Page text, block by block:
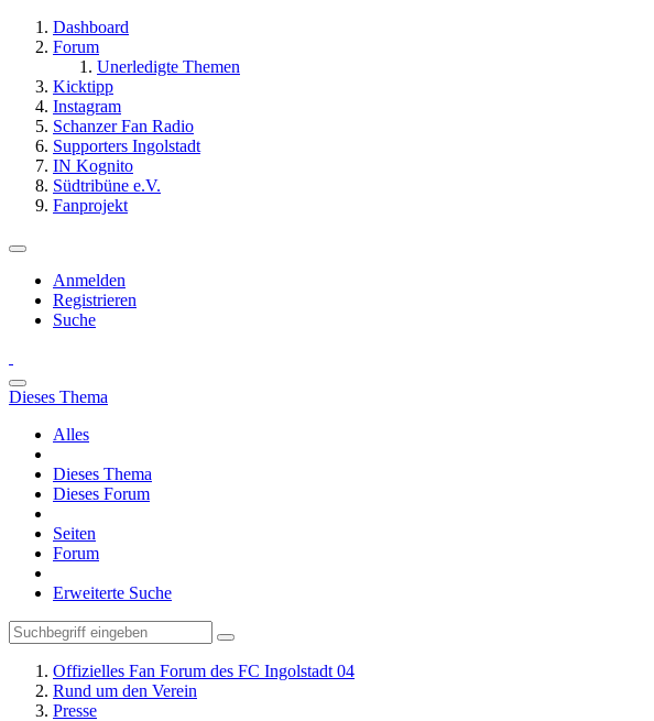
Dashboard
Forum
Unerledigte Themen
Kicktipp
Instagram
Schanzer Fan Radio
Supporters Ingolstadt
IN Kognito
Südtribüne e.V.
Fanprojekt
Anmelden
Registrieren
Suche
Dieses Thema
Alles
Dieses Thema
Dieses Forum
Seiten
Forum
Erweiterte Suche
Offizielles Fan Forum des FC Ingolstadt 04
Rund um den Verein
Presse